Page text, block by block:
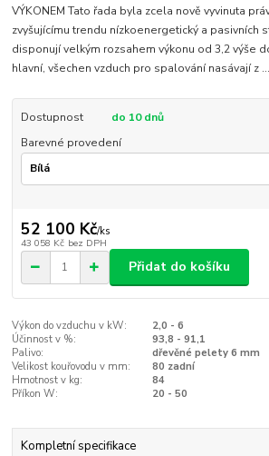
VÝKONEM Tato řada byla zcela nově vyvinuta
zvyšujícímu trendu nízkoenergetický a pasivních
disponují velkým rozsahem výkonu od 3,2 výše
hlavní, všechen vzduch pro spalování nasávají z ...
Dostupnost
do 10 dnů
Barevné provedení
52 100 Kč/ks
43 058 Kč bez DPH
Přidat do košíku
Výkon do vzduchu v kW:
2,0 - 6
Účinnost v %:
93,8 - 91,1
Palivo:
dřevěné pelety 6 mm
Velikost kouřovodu v mm:
80 zadní
Hmotnost v kg:
84
Příkon W:
20 - 50
Kompletní specifikace